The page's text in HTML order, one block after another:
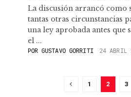
La discusión arrancó como
tantas otras circunstancias
una ley aprobada antes que
el ...
POR GUSTAVO GORRITI 24 ABRIL
1 2 3